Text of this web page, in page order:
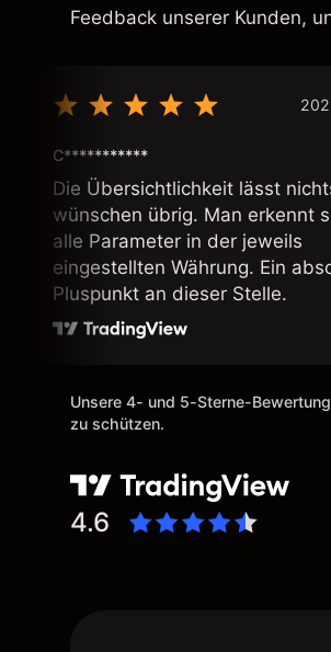
Feedback unserer Kunden,
C***********
Die Übersichtlichkeit lässt
wünschen übrig. Man erkennt
alle Parameter in der jeweils
eingestellten Währung. Ein
Pluspunkt an dieser Stelle.
Unsere 4- und 5-Sterne-
zu schützen.
4.6